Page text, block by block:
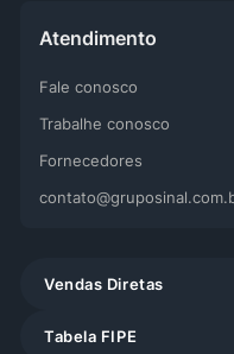
Atendimento
Fale conosco
Trabalhe conosco
Fornecedores
Vendas Diretas
Tabela FIPE